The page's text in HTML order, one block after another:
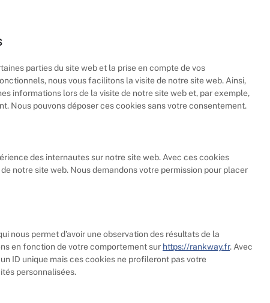
parties du site web et la prise en compte de vos
nous vous facilitons la visite de notre site web. Ainsi,
informations lors de la visite de notre site web et, par exemple,
Nous pouvons déposer ces cookies sans votre consentement.
des internautes sur notre site web. Avec ces cookies
notre site web. Nous demandons votre permission pour placer
nous permet d’avoir une observation des résultats de la
en fonction de votre comportement sur https://rankway.fr. Avec
ID unique mais ces cookies ne profileront pas votre
personnalisées.